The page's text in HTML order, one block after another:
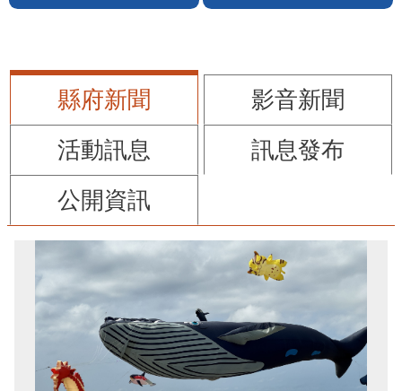
縣府新聞
影音新聞
活動訊息
訊息發布
公開資訊